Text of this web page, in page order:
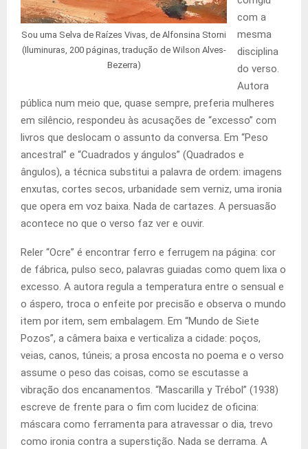
Sou uma Selva de Raízes Vivas, de Alfonsina Storni
(Iluminuras, 200 páginas, tradução de Wilson Alves-
Bezerra)
com a
mesma
disciplina
do verso.
Autora
pública num meio que, quase sempre, preferia mulheres
em silêncio, respondeu às acusações de “excesso” com
livros que deslocam o assunto da conversa. Em “Peso
ancestral” e “Cuadrados y ángulos” (Quadrados e
ângulos), a técnica substitui a palavra de ordem: imagens
enxutas, cortes secos, urbanidade sem verniz, uma ironia
que opera em voz baixa. Nada de cartazes. A persuasão
acontece no que o verso faz ver e ouvir.
Reler “Ocre” é encontrar ferro e ferrugem na página: cor
de fábrica, pulso seco, palavras guiadas como quem lixa o
excesso. A autora regula a temperatura entre o sensual e
o áspero, troca o enfeite por precisão e observa o mundo
item por item, sem embalagem. Em “Mundo de Siete
Pozos”, a câmera baixa e verticaliza a cidade: poços,
veias, canos, túneis; a prosa encosta no poema e o verso
assume o peso das coisas, como se escutasse a
vibração dos encanamentos. “Mascarilla y Trébol” (1938)
escreve de frente para o fim com lucidez de oficina:
máscara como ferramenta para atravessar o dia, trevo
como ironia contra a superstição. Nada se derrama. A